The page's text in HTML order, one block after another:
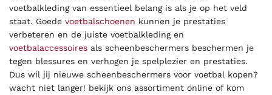
voetbalkleding van essentieel belang is als je op het veld
staat. Goede voetbalschoenen kunnen je prestaties
verbeteren en de juiste voetbalkleding en
voetbalaccessoires als scheenbeschermers beschermen je
tegen blessures en verhogen je spelplezier en prestaties.
Dus wil jij nieuwe scheenbeschermers voor voetbal kopen?
wacht niet langer! bekijk ons assortiment online of kom